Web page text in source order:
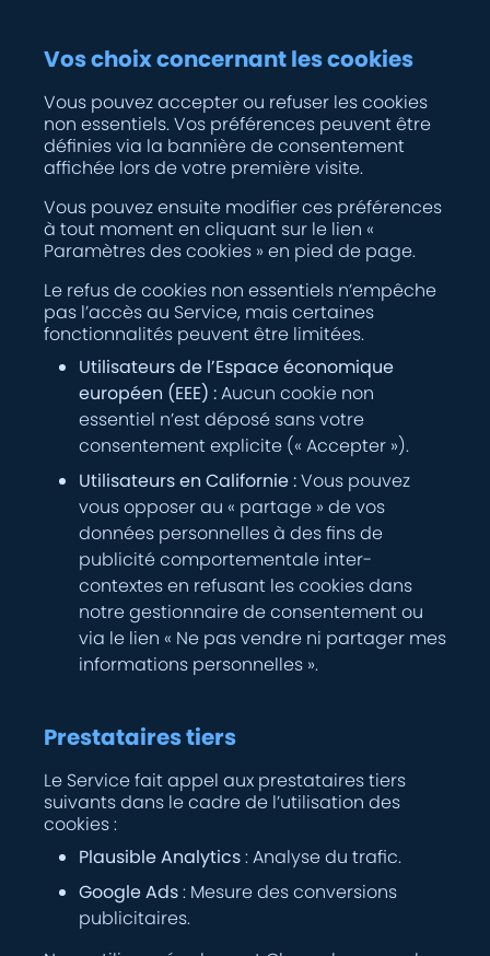
Vos choix concernant les cookies
Vous pouvez accepter ou refuser les cookies
non essentiels. Vos préférences peuvent être
définies via la bannière de consentement
affichée lors de votre première visite.
Vous pouvez ensuite modifier ces préférences
à tout moment en cliquant sur le lien «
Paramètres des cookies » en pied de page.
Le refus de cookies non essentiels n’empêche
pas l’accès au Service, mais certaines
fonctionnalités peuvent être limitées.
Utilisateurs de l’Espace économique
européen (EEE) :Aucun cookie non
essentiel n’est déposé sans votre
consentement explicite (« Accepter »).
Utilisateurs en Californie :Vous pouvez
vous opposer au « partage » de vos
données personnelles à des fins de
publicité comportementale inter-
contextes en refusant les cookies dans
notre gestionnaire de consentement ou
via le lien « Ne pas vendre ni partager mes
informations personnelles ».
Prestataires tiers
Le Service fait appel aux prestataires tiers
suivants dans le cadre de l’utilisation des
cookies :
Plausible Analytics: Analyse du trafic.
Google Ads: Mesure des conversions
publicitaires.